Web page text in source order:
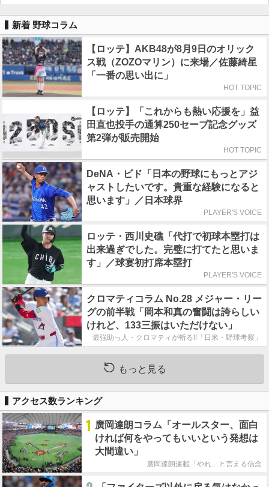
新着 野球コラム
【ロッテ】AKB48が8月9日のオリック
ス戦（ZOZOマリン）に来場／佐藤綺星
「一番の思い出に」
HOT TOPIC
【ロッテ】「これからも熱い応援を」益
田直也投手の通算250セーブ記念グッズ
第2弾が販売開始
HOT TOPIC
DeNA・ビド「日本の野球にもっとアジ
ャストしたいです。貴重な経験になると
思います」／日本球界
PLAYER'S VOICE
ロッテ・西川史礁「代打で初球本塁打は
出来過ぎでした。完璧に打てたと思いま
す」／球宴初打席本塁打
PLAYER'S VOICE
クロマティコラム No.28 メジャー・リー
グの前半戦「岡本和真の奮闘は誇らしい
けれど、133三振はいただけない」
最強助っ人・クロマティが斬る!!「日米・野球考察」
もっと見る
アクセス数ランキング
1 廣岡達朗コラム「オールスター、面白
ければ何をやってもいいという発想は
大間違い」
廣岡達朗連載「やれ」と言える信念